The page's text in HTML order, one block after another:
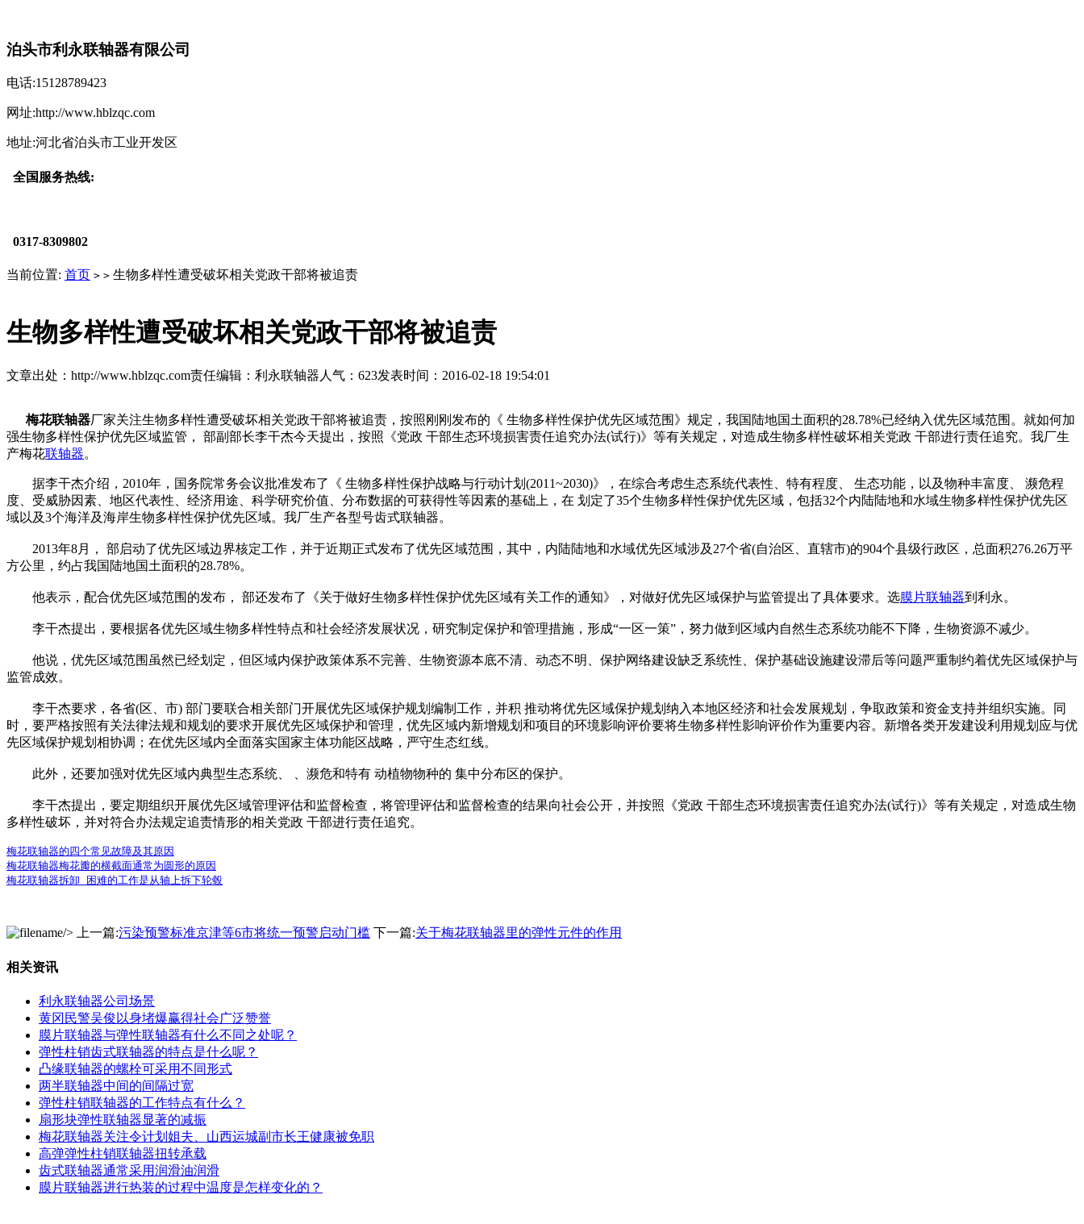
泊头市利永联轴器有限公司
电话:15128789423
网址:http://www.hblzqc.com
地址:河北省泊头市工业开发区
全国服务热线:
0317-8309802
当前位置: 首页 > > 生物多样性遭受破坏相关党政干部将被追责
生物多样性遭受破坏相关党政干部将被追责
文章出处：http://www.hblzqc.com责任编辑：利永联轴器人气： 623发表时间：2016-02-18 19:54:01
梅花联轴器厂家关注生物多样性遭受破坏相关党政干部将被追责，按照刚刚发布的《 生物多样性保护优先区域范围》规定，我国陆地国土面积的28.78%已经纳入优先区域范围。就如何加
强生物多样性保护优先区域监管， 部副部长李干杰今天提出，按照《党政 干部生态环境损害责任追究办法(试行)》等有关规定，对造成生物多样性破坏相关党政 干部进行责任追究。我厂生
产梅花联轴器。
据李干杰介绍，2010年，国务院常务会议批准发布了《 生物多样性保护战略与行动计划(2011~2030)》，在综合考虑生态系统代表性、特有程度、 生态功能，以及物种丰富度、 濒危程
度、受威胁因素、地区代表性、经济用途、科学研究价值、分布数据的可获得性等因素的基础上，在 划定了35个生物多样性保护优先区域，包括32个内陆陆地和水域生物多样性保护优先区
域以及3个海洋及海岸生物多样性保护优先区域。我厂生产各型号齿式联轴器。
2013年8月， 部启动了优先区域边界核定工作，并于近期正式发布了优先区域范围，其中，内陆陆地和水域优先区域涉及27个省(自治区、直辖市)的904个县级行政区，总面积276.26万平
方公里，约占我国陆地国土面积的28.78%。
他表示，配合优先区域范围的发布， 部还发布了《关于做好生物多样性保护优先区域有关工作的通知》，对做好优先区域保护与监管提出了具体要求。选膜片联轴器到利永。
李干杰提出，要根据各优先区域生物多样性特点和社会经济发展状况，研究制定保护和管理措施，形成“一区一策”，努力做到区域内自然生态系统功能不下降，生物资源不减少。
他说，优先区域范围虽然已经划定，但区域内保护政策体系不完善、生物资源本底不清、动态不明、保护网络建设缺乏系统性、保护基础设施建设滞后等问题严重制约着优先区域保护与
监管成效。
李干杰要求，各省(区、市) 部门要联合相关部门开展优先区域保护规划编制工作，并积 推动将优先区域保护规划纳入本地区经济和社会发展规划，争取政策和资金支持并组织实施。同
时，要严格按照有关法律法规和规划的要求开展优先区域保护和管理，优先区域内新增规划和项目的环境影响评价要将生物多样性影响评价作为重要内容。新增各类开发建设利用规划应与优
先区域保护规划相协调；在优先区域内全面落实国家主体功能区战略，严守生态红线。
此外，还要加强对优先区域内典型生态系统、 、濒危和特有 动植物物种的 集中分布区的保护。
李干杰提出，要定期组织开展优先区域管理评估和监督检查，将管理评估和监督检查的结果向社会公开，并按照《党政 干部生态环境损害责任追究办法(试行)》等有关规定，对造成生物
多样性破坏，并对符合办法规定追责情形的相关党政 干部进行责任追究。
梅花联轴器的四个常见故障及其原因
梅花联轴器梅花瓣的横截面通常为圆形的原因
梅花联轴器拆卸 困难的工作是从轴上拆下轮毂
/> 上一篇:污染预警标准京津等6市将统一预警启动门槛 下一篇:关于梅花联轴器里的弹性元件的作用
相关资讯
利永联轴器公司场景
黄冈民警吴俊以身堵爆赢得社会广泛赞誉
膜片联轴器与弹性联轴器有什么不同之处呢？
弹性柱销齿式联轴器的特点是什么呢？
凸缘联轴器的螺栓可采用不同形式
两半联轴器中间的间隔过宽
弹性柱销联轴器的工作特点有什么？
扇形块弹性联轴器显著的减振
梅花联轴器关注令计划姐夫、山西运城副市长王健康被免职
高弹弹性柱销联轴器扭转承载
齿式联轴器通常采用润滑油润滑
膜片联轴器进行热装的过程中温度是怎样变化的？